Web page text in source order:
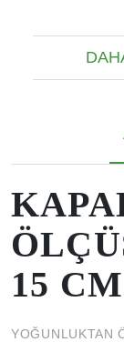
15
YOĞUNLUKTAN